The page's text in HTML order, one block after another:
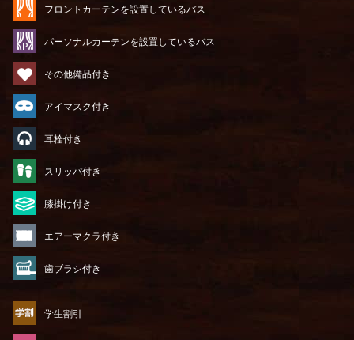
フロントカーテンを設置しているバス
パーソナルカーテンを設置しているバス
その他備品付き
アイマスク付き
耳栓付き
スリッパ付き
膝掛け付き
エアーマクラ付き
歯ブラシ付き
学生割引